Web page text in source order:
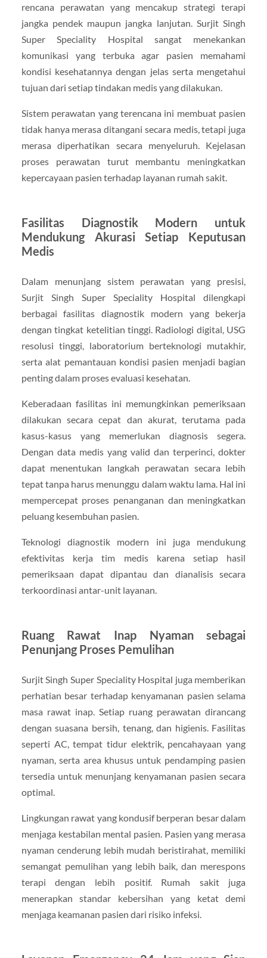
rencana perawatan yang mencakup strategi terapi
jangka pendek maupun jangka lanjutan. Surjit Singh
Super Speciality Hospital sangat menekankan
komunikasi yang terbuka agar pasien memahami
kondisi kesehatannya dengan jelas serta mengetahui
tujuan dari setiap tindakan medis yang dilakukan.
Sistem perawatan yang terencana ini membuat pasien
tidak hanya merasa ditangani secara medis, tetapi juga
merasa diperhatikan secara menyeluruh. Kejelasan
proses perawatan turut membantu meningkatkan
kepercayaan pasien terhadap layanan rumah sakit.
Fasilitas Diagnostik Modern untuk
Mendukung Akurasi Setiap Keputusan
Medis
Dalam menunjang sistem perawatan yang presisi,
Surjit Singh Super Speciality Hospital dilengkapi
berbagai fasilitas diagnostik modern yang bekerja
dengan tingkat ketelitian tinggi. Radiologi digital, USG
resolusi tinggi, laboratorium berteknologi mutakhir,
serta alat pemantauan kondisi pasien menjadi bagian
penting dalam proses evaluasi kesehatan.
Keberadaan fasilitas ini memungkinkan pemeriksaan
dilakukan secara cepat dan akurat, terutama pada
kasus-kasus yang memerlukan diagnosis segera.
Dengan data medis yang valid dan terperinci, dokter
dapat menentukan langkah perawatan secara lebih
tepat tanpa harus menunggu dalam waktu lama. Hal ini
mempercepat proses penanganan dan meningkatkan
peluang kesembuhan pasien.
Teknologi diagnostik modern ini juga mendukung
efektivitas kerja tim medis karena setiap hasil
pemeriksaan dapat dipantau dan dianalisis secara
terkoordinasi antar-unit layanan.
Ruang Rawat Inap Nyaman sebagai
Penunjang Proses Pemulihan
Surjit Singh Super Speciality Hospital juga memberikan
perhatian besar terhadap kenyamanan pasien selama
masa rawat inap. Setiap ruang perawatan dirancang
dengan suasana bersih, tenang, dan higienis. Fasilitas
seperti AC, tempat tidur elektrik, pencahayaan yang
nyaman, serta area khusus untuk pendamping pasien
tersedia untuk menunjang kenyamanan pasien secara
optimal.
Lingkungan rawat yang kondusif berperan besar dalam
menjaga kestabilan mental pasien. Pasien yang merasa
nyaman cenderung lebih mudah beristirahat, memiliki
semangat pemulihan yang lebih baik, dan merespons
terapi dengan lebih positif. Rumah sakit juga
menerapkan standar kebersihan yang ketat demi
menjaga keamanan pasien dari risiko infeksi.